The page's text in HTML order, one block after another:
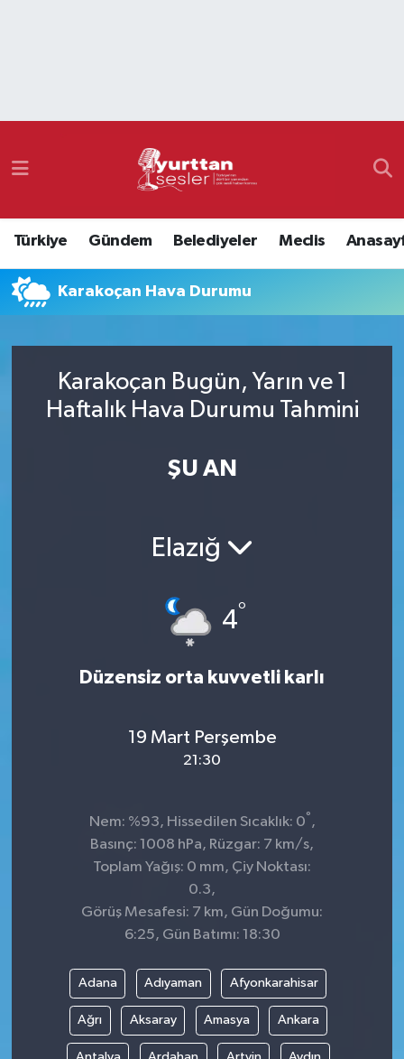
Türkiye Gündem Belediyeler Meclis
Karakoçan Hava Durumu
Karakoçan Bugün, Yarın ve 1
Haftalık Hava Durumu Tahmini
ŞU AN
Elazığ
4°
Düzensiz orta kuvvetli karlı
19 Mart Perşembe
21:30
Nem: %93, Hissedilen Sıcaklık: 0° ,
Basınç: 1008 hPa, Rüzgar: 7 km/s,
Toplam Yağış: 0 mm, Çiy Noktası:
0.3,
Görüş Mesafesi: 7 km, Gün Doğumu:
6:25, Gün Batımı: 18:30
Adana Adıyaman Afyonkarahisar
Ağrı Aksaray Amasya Ankara
Namaz Vakitleri
Süper Lig Puan Durumu ve Fikstür
Tüm Manşetler
Son Dakika Haberleri
Haber Arşivi